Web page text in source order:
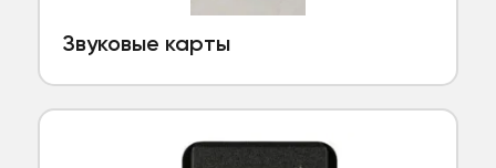
Звуковые карты